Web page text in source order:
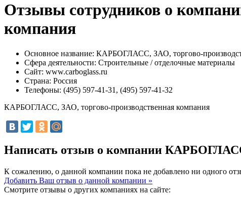
Отзывы сотрудников о
компания
Основное название: КАРБОГЛАСС, ЗАО, торгово-
Сфера деятельности: Строительные / отделочные материалы
Сайт: www.carboglass.ru
Страна: Россия
Телефоны: (495) 597-41-31, (495) 597-41-32
КАРБОГЛАСС, ЗАО, торгово-производственная компания
Написать отзыв о компании
К сожалению, о данной компании пока не добавлено ни одного
Добавить Ваш отзыв о данной компании »
Смотрите отзывы о других компаниях на сайте: